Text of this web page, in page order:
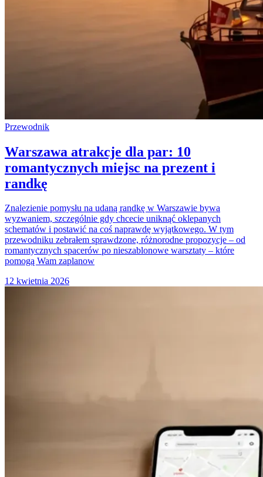
Przewodnik
Warszawa atrakcje dla par: 10
romantycznych miejsc na prezent i
randkę
Znalezienie pomysłu na udaną randkę w Warszawie bywa
wyzwaniem, szczególnie gdy chcecie uniknąć oklepanych
schematów i postawić na coś naprawdę wyjątkowego. W tym
przewodniku zebrałem sprawdzone, różnorodne propozycje – od
romantycznych spacerów po nieszablonowe warsztaty – które
pomogą Wam zaplanow
12 kwietnia 2026